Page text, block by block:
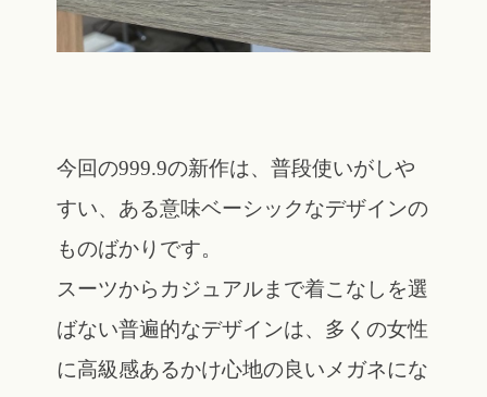
今回の999.9の新作は、普段使いがしや
すい、ある意味ベーシックなデザインの
ものばかりです。
スーツからカジュアルまで着こなしを選
ばない普遍的なデザインは、多くの女性
に高級感あるかけ心地の良いメガネにな